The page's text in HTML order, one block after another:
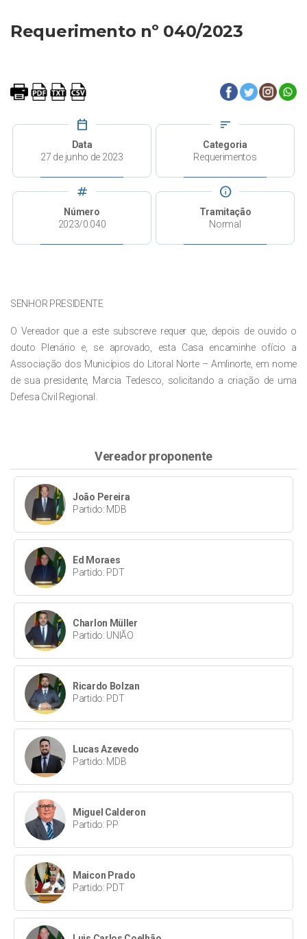
Requerimento nº 040/2023
calendar_today
Data
27 de junho de 2023
sort
Categoria
Requerimentos
tag
Número
2023/0.040
info
Tramitação
Normal
SENHOR PRESIDENTE
O Vereador que a este subscreve requer que, depois de ouvido o
douto Plenário e, se aprovado, esta Casa encaminhe ofício a
Associação dos Municípios do Litoral Norte – Amlinorte, em nome
de sua presidente, Marcia Tedesco, solicitando a criação de uma
Defesa Civil Regional.
Vereador proponente
João Pereira
Partido: MDB
Ed Moraes
Partido: PDT
Charlon Müller
Partido: UNIÃO
Ricardo Bolzan
Partido: PDT
Lucas Azevedo
Partido: MDB
Miguel Calderon
Partido: PP
Maicon Prado
Partido: PDT